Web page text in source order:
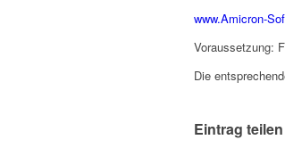
www.Amicron-
Voraussetzung:
Die
Eintrag teilen